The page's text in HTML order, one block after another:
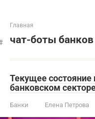
Главная
чат-боты банков
Текущее
банковском
Банки Елена Петрова